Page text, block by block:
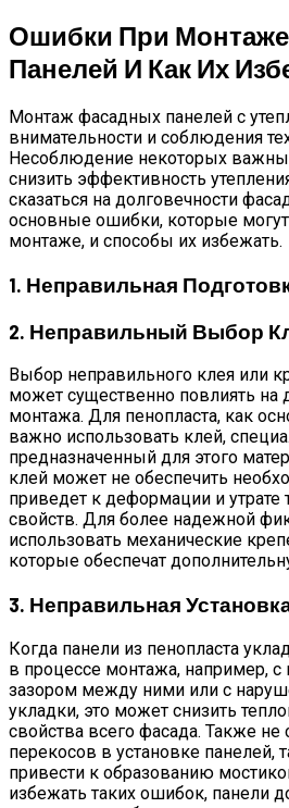
Ошибки При
Панелей И Как Их
Монтаж фасадных панелей с
внимательности и соблюдения
Несоблюдение некоторых
снизить эффективность
сказаться на долговечности
основные ошибки, которые
монтаже, и способы их избежать.
1. Неправильная
2. Неправильный Выбор
Выбор неправильного клея или
может существенно повлиять на
монтажа. Для пенопласта, как
важно использовать клей,
предназначенный для этого
клей может не обеспечить
приведет к деформации и утрате
свойств. Для более надежной
использовать механические
которые обеспечат
3. Неправильная
Когда панели из пенопласта
в процессе монтажа, например, с
зазором между ними или с
укладки, это может снизить
свойства всего фасада. Также не
перекосов в установке панелей,
привести к образованию
избежать таких ошибок, панели